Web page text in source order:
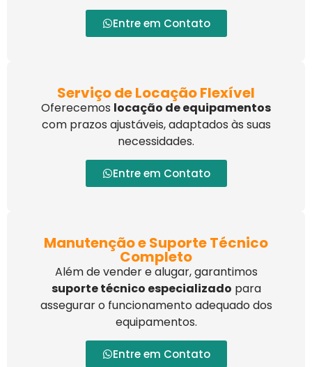
Entre em Contato
Serviço de Locação Flexível
Oferecemos locação de equipamentos
com prazos ajustáveis, adaptados às suas
necessidades.
Entre em Contato
Manutenção e Suporte Técnico
Completo
Além de vender e alugar, garantimos
suporte técnico especializado para
assegurar o funcionamento adequado dos
equipamentos.
Entre em Contato